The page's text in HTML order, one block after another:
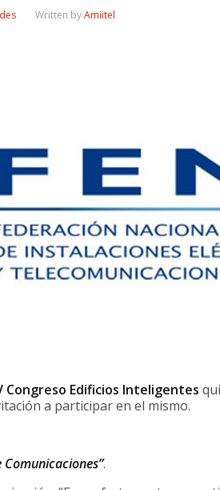
Written byAmiitel
Congreso Edificios Inteligentes
a participar en el mismo.
Comunicaciones”.